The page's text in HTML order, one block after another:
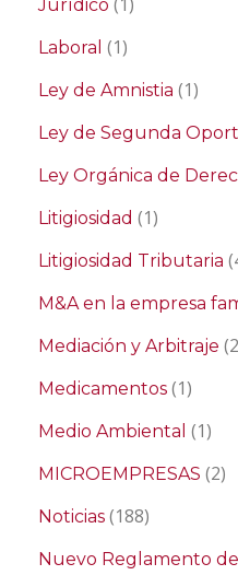
Jurídico
Laboral (1)
Ley de Amnistia (1)
Ley de Segunda
Ley Orgánica de
Litigiosidad (1)
Litigiosidad Tributaria
M&A en la empresa
Mediación y Arbitraje
Medicamentos (1)
Medio Ambiental (1)
MICROEMPRESAS (2)
Noticias (188)
Nuevo Reglamento